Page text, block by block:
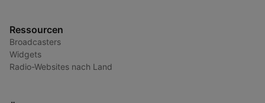
Ressourcen
Broadcasters
Widgets
Radio-Websites nach Land